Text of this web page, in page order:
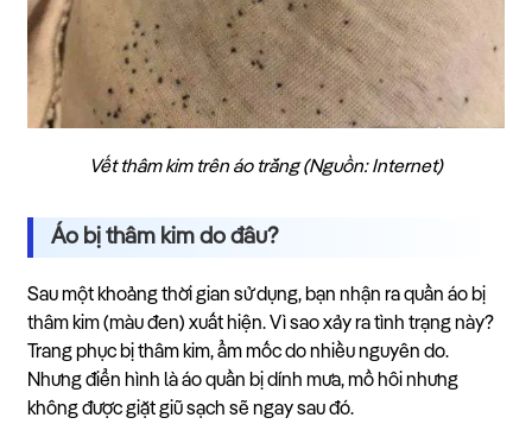
Vết thâm kim trên áo trắng (Nguồn: Internet)
Áo bị thâm kim do đâu?
Sau một khoảng thời gian sử dụng, bạn nhận ra quần áo bị
thâm kim (màu đen) xuất hiện. Vì sao xảy ra tình trạng này?
Trang phục bị thâm kim, ẩm mốc do nhiều nguyên do.
Nhưng điển hình là áo quần bị dính mưa, mồ hôi nhưng
không được giặt giũ sạch sẽ ngay sau đó.